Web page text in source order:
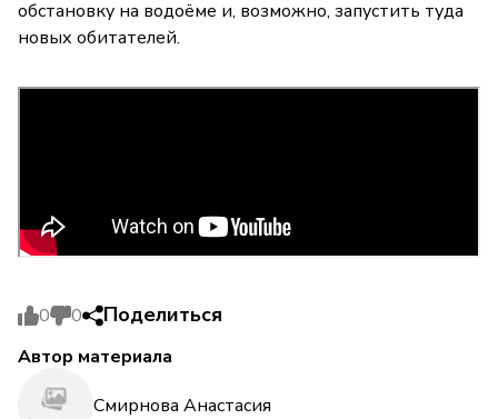
обстановку на водоёме и, возможно, запустить туда
новых обитателей.
0 0 Поделиться
Автор материала
Смирнова Анастасия